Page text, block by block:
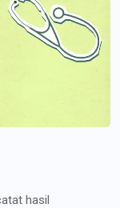
hasil